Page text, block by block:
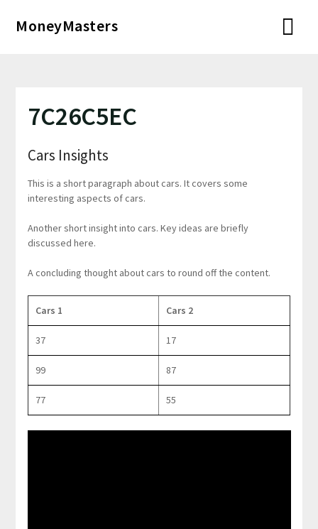
MoneyMasters
7C26C5EC
Cars Insights
This is a short paragraph about cars. It covers some
interesting aspects of cars.
Another short insight into cars. Key ideas are briefly
discussed here.
A concluding thought about cars to round off the content.
Cars 1 Cars 2
37 17
99 87
77 55